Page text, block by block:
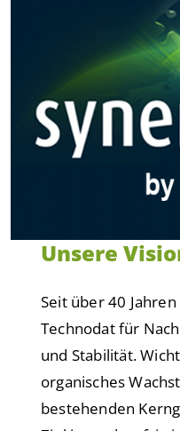
Unsere
Seit über 40
Technodat für
und Stabilität.
organisches
bestehenden